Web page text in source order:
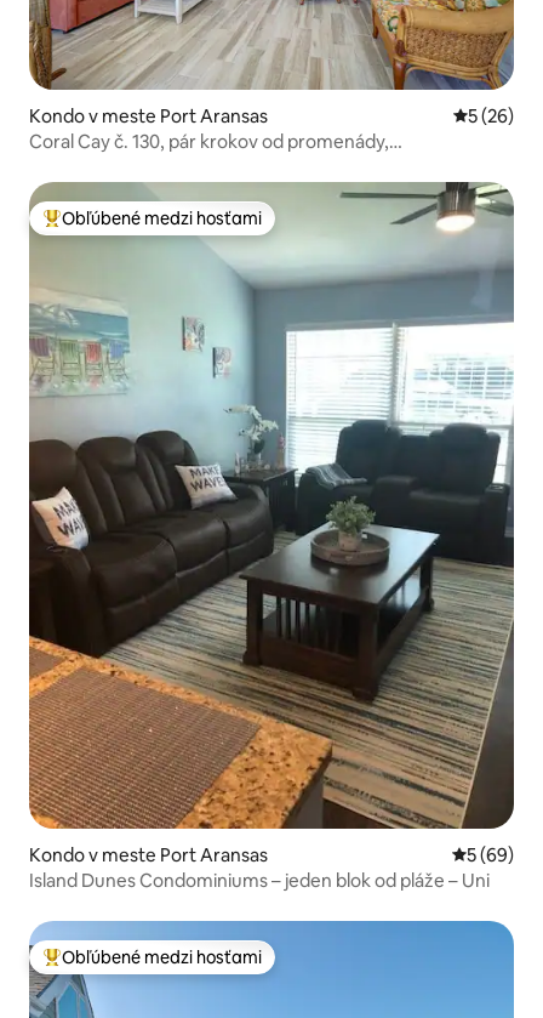
Kondo v meste Port Aransas
5 (26)
Coral Cay č. 130, pár krokov od promenády,
Najobľúbenejšie medzi hosťami
Obľúbené medzi hosťami
Kondo v meste Port Aransas
5 (69)
Island Dunes Condominiums – jeden blok od pláže – Uni
Najobľúbenejšie medzi hosťami
Obľúbené medzi hosťami